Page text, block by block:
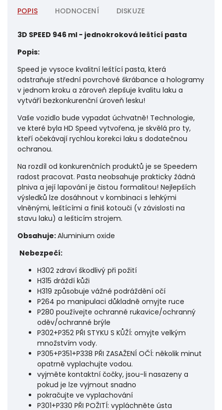
POPIS HODNOCENÍ DISKUZE
3D SPEED 946 ml - jednokroková leštící pasta
Popis:
Speed je vysoce kvalitní leštící pasta, která
odstraňuje střední povrchové škrábance a hologramy
v jednom kroku a zároveň zlepšuje kvalitu laku a
vytváří bezkonkurenční úroveň lesku!
Vaše vozidlo bude vypadat úchvatně! Technologie,
ve které byla HD Speed vytvořena, je skvělá pro ty,
kteří očekávají rychlou korekci laku s dodatečnou
ochranou.
Na rozdíl od konkurenčních produktů je se Speedem
radost pracovat. Pasta neobsahuje prakticky žádná
plniva a její lapování je čistou formalitou! Nejlepších
výsledků lze dosáhnout v kombinaci s lehkými
vlněnými, leštícími a finiš kotouči (v závislosti na
stavu laku) a lešticím strojem.
Obsahuje:Aluminium oxide
Nebezpečí:
H302 zdraví škodlivý při požití
H315 dráždí kůži
H319 způsobuje vážné podráždění očí
P264 po manipulaci důkladně omyjte ruce
P280 používejte ochranné rukavice/ochranný
oděv/ochranné brýle
P302+P352 PŘI STYKU S KŮŽÍ: omyjte velkým
množstvím vody.
P305+P351+P338 PŘI ZASAŽENÍ OČÍ: několik minut
opatrně vyplachujte vodou.
vyjměte kontaktní čočky, jsou-li nasazeny a
pokud je lze vyjmout snadno
pokračujte ve vyplachování
P301+P330 PŘI POŽITÍ: vypláchněte ústa